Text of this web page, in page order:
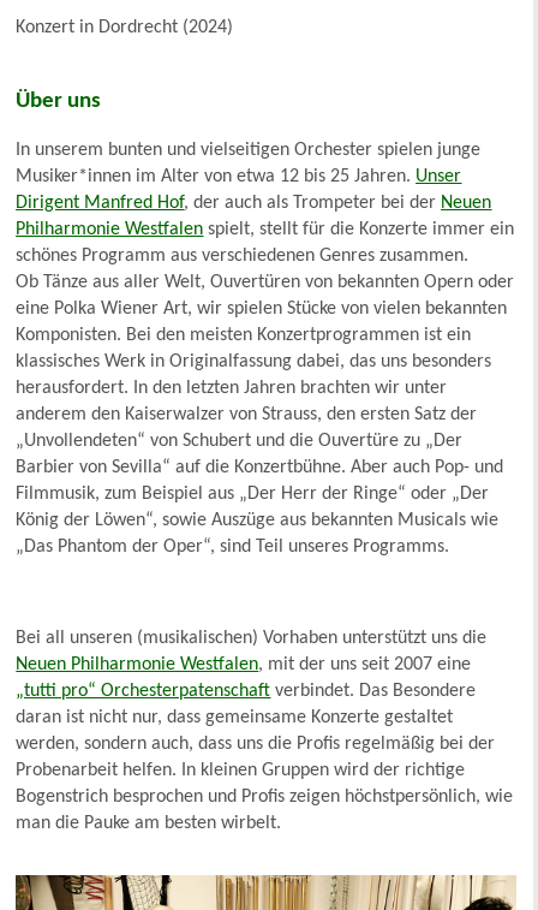
Konzert in Dordrecht (2024)
Über uns
In unserem bunten und vielseitigen Orchester spielen junge
Musiker*innen im Alter von etwa 12 bis 25 Jahren. Unser
Dirigent Manfred Hof, der auch als Trompeter bei der Neuen
Philharmonie Westfalen spielt, stellt für die Konzerte immer ein
schönes Programm aus verschiedenen Genres zusammen.
Ob Tänze aus aller Welt, Ouvertüren von bekannten Opern oder
eine Polka Wiener Art, wir spielen Stücke von vielen bekannten
Komponisten. Bei den meisten Konzertprogrammen ist ein
klassisches Werk in Originalfassung dabei, das uns besonders
herausfordert. In den letzten Jahren brachten wir unter
anderem den Kaiserwalzer von Strauss, den ersten Satz der
„Unvollendeten“ von Schubert und die Ouvertüre zu „Der
Barbier von Sevilla“ auf die Konzertbühne. Aber auch Pop- und
Filmmusik, zum Beispiel aus „Der Herr der Ringe“ oder „Der
König der Löwen“, sowie Auszüge aus bekannten Musicals wie
„Das Phantom der Oper“, sind Teil unseres Programms.
Bei all unseren (musikalischen) Vorhaben unterstützt uns die
Neuen Philharmonie Westfalen, mit der uns seit 2007 eine
„tutti pro“ Orchesterpatenschaft verbindet. Das Besondere
daran ist nicht nur, dass gemeinsame Konzerte gestaltet
werden, sondern auch, dass uns die Profis regelmäßig bei der
Probenarbeit helfen. In kleinen Gruppen wird der richtige
Bogenstrich besprochen und Profis zeigen höchstpersönlich, wie
man die Pauke am besten wirbelt.